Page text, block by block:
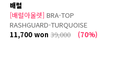
배럴
[배럴아울렛] BRA-TOP
RASHGUARD-TURQUOISE
11,700 won39,000 (70%)